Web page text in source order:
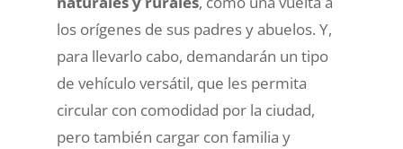
los orígenes de sus padres y abuelos. Y,
para llevarlo cabo, demandarán un tipo
de vehículo versátil, que les permita
circular con comodidad por la ciudad,
pero también cargar con familia y